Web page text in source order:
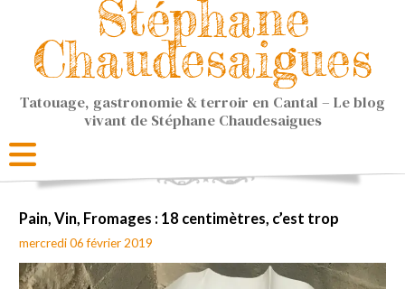
Stéphane
Chaudesaigues
Tatouage, gastronomie & terroir en Cantal – Le blog
vivant de Stéphane Chaudesaigues
Pain, Vin, Fromages : 18 centimètres, c’est trop
mercredi 06 février 2019